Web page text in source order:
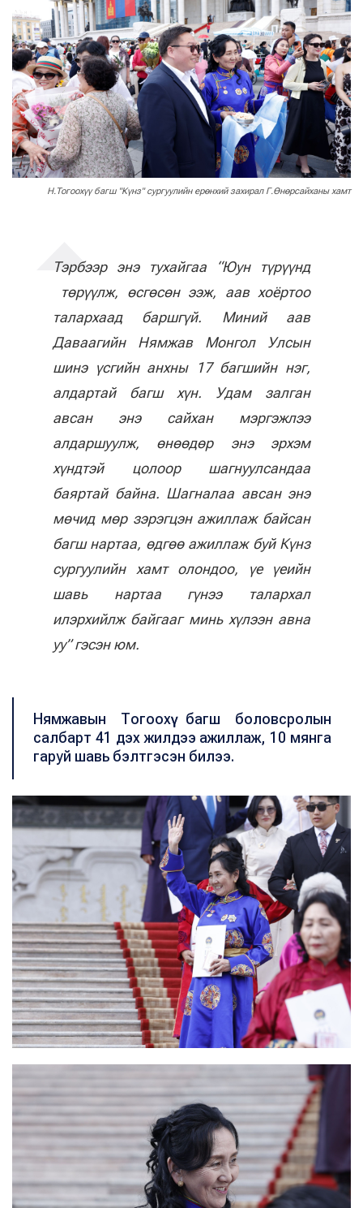
Н.Тогоохүү багш "Күнз" сургуулийн ерөнхий захирал Г.Өнөрсайханы хамт
Тэрбээр энэ тухайгаа “Юун түрүүнд
төрүүлж, өсгөсөн ээж, аав хоёртоо
талархаад баршгүй. Миний аав
Даваагийн Нямжав Монгол Улсын
шинэ үсгийн анхны 17 багшийн нэг,
алдартай багш хүн. Удам залган
авсан энэ сайхан мэргэжлээ
алдаршуулж, өнөөдөр энэ эрхэм
хүндтэй цолоор шагнуулсандаа
баяртай байна. Шагналаа авсан энэ
мөчид мөр зэрэгцэн ажиллаж байсан
багш нартаа, өдгөө ажиллаж буй Күнз
сургуулийн хамт олондоо, үе үеийн
шавь нартаа гүнээ талархал
илэрхийлж байгааг минь хүлээн авна
уу” гэсэн юм.
Нямжавын Тогоохүү багш боловсролын
салбарт 41 дэх жилдээ ажиллаж, 10 мянга
гаруй шавь бэлтгэсэн билээ.